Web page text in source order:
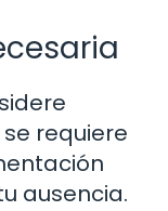
requiere
ausencia.